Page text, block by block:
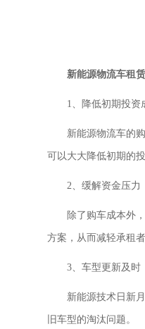
新能源物流车租
1、降低初期投资
新能源物流车的
可以大大降低初期的
2、缓解资金压力
除了购车成本外
方案，从而减轻承租
3、车型更新及时
新能源技术日新
旧车型的淘汰问题。